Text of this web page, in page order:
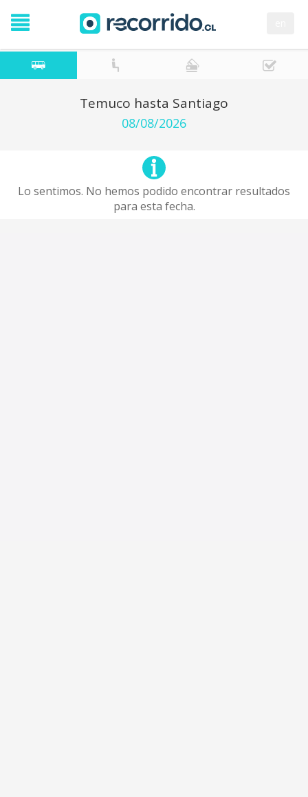
Temuco hasta Santiago
08/08/2026
Lo sentimos. No hemos podido encontrar resultados
para esta fecha.